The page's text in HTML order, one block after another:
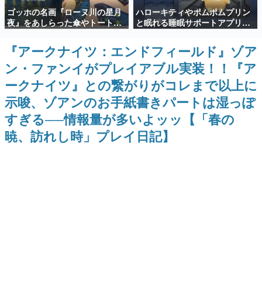
新世代に訊く
これからのデジタルゲーム市場を担う若きクリエイター達
の姿を追い、彼らのルーツと情熱を探っていきます。
ゲーム世代の作家たち
ゲームに多大な影響を受けた作家さんに取材し、ゲームが
日本のコンテンツ産業やカルチャーに与えた影響を探る企
画です。
日本モバイルゲーム産業史
日本のモバイルゲーム史における主要なトピック・タイト
ルを網羅するほか、開発者へのインタビューや識者による
解説を掲載。約20年の歴史が一望できる決定版！
ゴッホの名画『ローヌ川の星月
夜』をあしらった傘やトートバ
ッグなどが登場。8月7日21時よ
り2日間限定で予約販売
ハローキティやポムポムプリン
と眠れる睡眠サポートアプリ
『ゆめたび』が配信中。キャラ
ごとのASMRや目覚ましアラー
ムも搭載
『アークナイツ：エンドフィールド』ゾア
ン・ファンイがプレイアブル実装！！『ア
ークナイツ』との繋がりがコレまで以上に
示唆、ゾアンのお手紙書きパートは湿っぽ
すぎる──情報量が多いよッッ【「春の
暁、訪れし時」プレイ日記】